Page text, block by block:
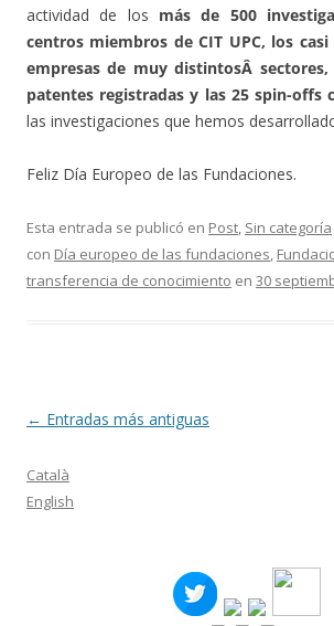
actividad de los más de 500
centros miembros de CIT UPC, los
empresas de muy distintosÂ
patentes registradas y las 25 spin-offs
las investigaciones que hemos
Feliz Día Europeo de las Fundaciones.
Esta entrada se publicó en Post, Sin categoría
con Día europeo de las fundaciones,
transferencia de conocimiento en 30
Navegación
entradas
← Entradas más antiguas
Català
English